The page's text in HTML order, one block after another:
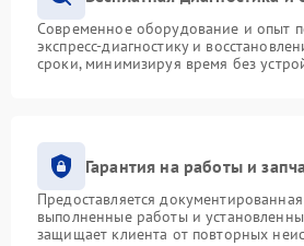
Современное оборудование и опыт
экспресс-диагностику и
сроки, минимизируя время без
Гарантия на работы и
Предоставляется
выполненные работы и
защищает клиента от повторных